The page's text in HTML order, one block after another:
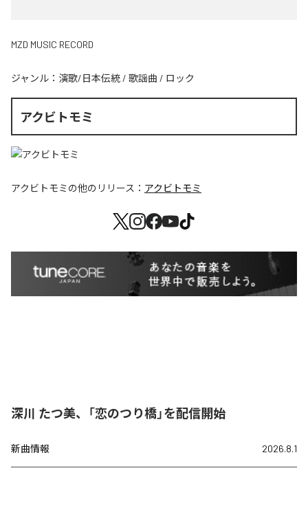
MZD MUSIC RECORD
ジャンル： 演歌/日本伝統 / 歌謡曲 / ロック
アクビトモミ
アクビトモミの他のリリース： アクビトモミ
深川 たつ美、「恋のつり橋」を配信開始
新曲情報 2026.8.1